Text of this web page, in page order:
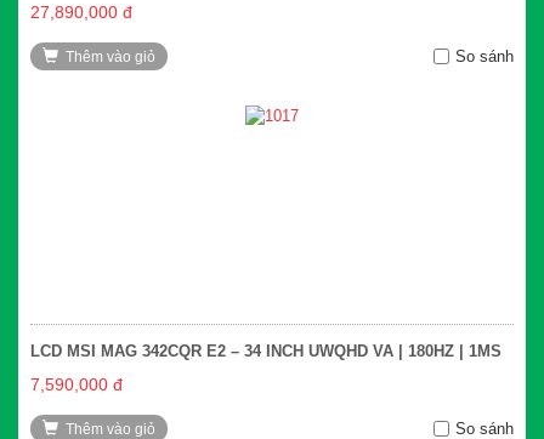
27,890,000 đ
Thêm vào giỏ So sánh
LCD MSI MAG 342CQR E2 – 34 INCH UWQHD VA | 180HZ | 1MS
7,590,000 đ
Thêm vào giỏ So sánh